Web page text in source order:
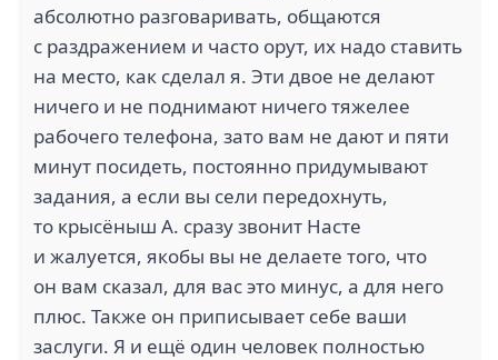
абсолютно разговаривать, общаются
с раздражением и часто орут, их надо ставить
на место, как сделал я. Эти двое не делают
ничего и не поднимают ничего тяжелее
рабочего телефона, зато вам не дают и пяти
минут посидеть, постоянно придумывают
задания, а если вы сели передохнуть,
то крысёныш А. сразу звонит Насте
и жалуется, якобы вы не делаете того, что
он вам сказал, для вас это минус, а для него
плюс. Также он приписывает себе ваши
заслуги. Я и ещё один человек полностью